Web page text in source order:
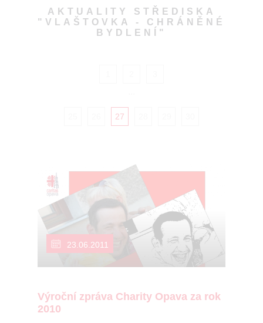
AKTUALITY STŘEDISKA
"VLAŠTOVKA - CHRÁNĚNÉ
BYDLENÍ"
27
23.06.2011
Výroční zpráva Charity Opava za rok
2010